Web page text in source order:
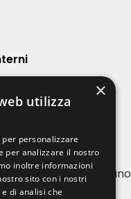
Buccinasco – Milano
×
utilizza
personalizzare
per analizzare il nostro
inoltre informazioni
sito con i nostri
di analisi che